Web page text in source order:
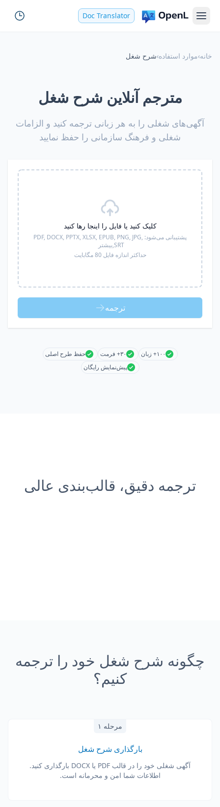
Doc Translator
خانه›موارد استفاده›شرح شغل
مترجم آنلاین شرح شغل
آگهی‌های شغلی را به هر زبانی ترجمه کنید و الزامات
شغلی و فرهنگ سازمانی را حفظ نمایید
کلیک کنید یا فایل را اینجا رها کنید
پشتیبانی می‌شود: PDF, DOCX, PPTX, XLSX, EPUB, PNG, JPG,
SRT, بیشتر
حداکثر اندازه فایل 80 مگابایت
ترجمه
۱۰۰+ زبان ۳۰+ فرمت
حفظ طرح اصلی
پیش‌نمایش رایگان
ترجمه دقیق، قالب‌بندی عالی
چگونه شرح شغل خود را ترجمه
کنیم؟
مرحله ۱
بارگذاری شرح شغل
آگهی شغلی خود را در قالب PDF یا DOCX بارگذاری کنید.
اطلاعات شما امن و محرمانه است.